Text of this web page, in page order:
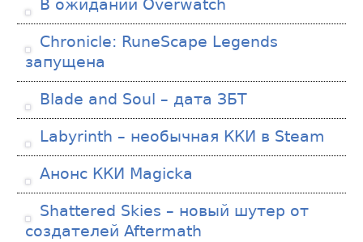
В ожидании Overwatch
Chronicle: RuneScape Legends
запущена
Blade and Soul – дата ЗБТ
Labyrinth – необычная ККИ в Steam
Анонс ККИ Magicka
Shattered Skies – новый шутер от
создателей Aftermath